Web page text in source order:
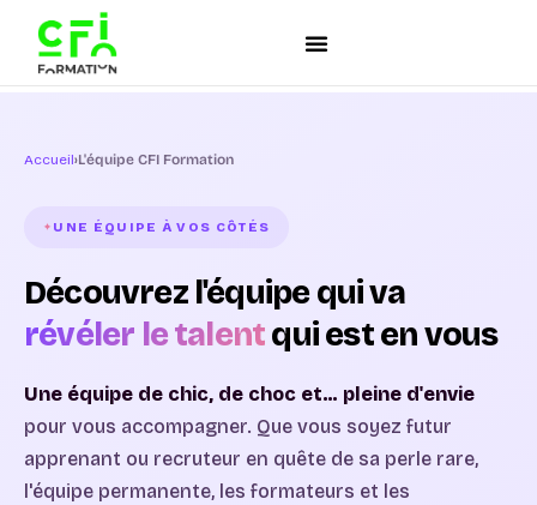
Accueil›L'équipe CFI Formation
UNE ÉQUIPE À VOS CÔTÉS
Découvrez l'équipe qui va
révéler le talentqui est en vous
Une équipe de chic, de choc et… pleine d'envie
pour vous accompagner. Que vous soyez futur
apprenant ou recruteur en quête de sa perle rare,
l'équipe permanente, les formateurs et les